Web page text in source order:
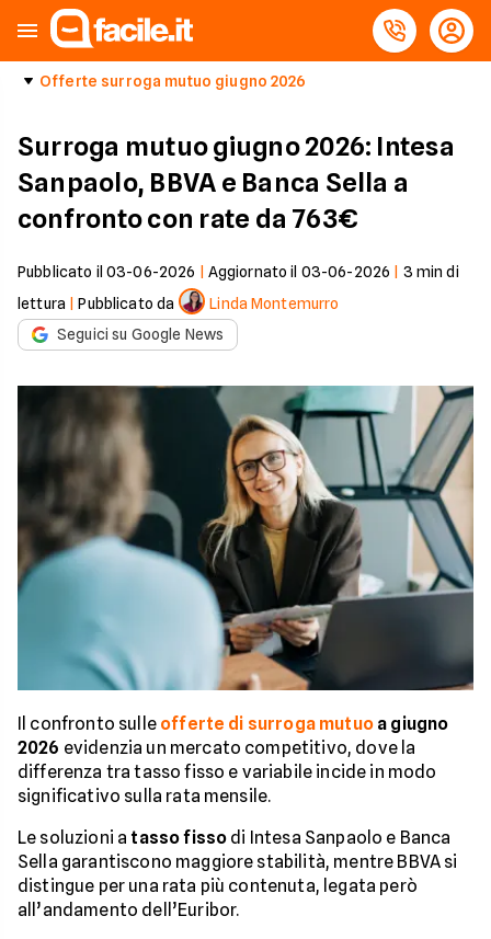
Offerte surroga mutuo giugno 2026
Surroga mutuo giugno 2026: Intesa
Sanpaolo, BBVA e Banca Sella a
confronto con rate da 763€
Pubblicato il 03-06-2026 Aggiornato il 03-06-2026 3 min di
lettura |Pubblicato da
Linda Montemurro
Seguici su Google News
Il confronto sulle offerte di surroga mutuo a giugno
2026 evidenzia un mercato competitivo, dove la
differenza tra tasso fisso e variabile incide in modo
significativo sulla rata mensile.
Le soluzioni a tasso fisso di Intesa Sanpaolo e Banca
Sella garantiscono maggiore stabilità, mentre BBVA si
distingue per una rata più contenuta, legata però
all’andamento dell’Euribor.